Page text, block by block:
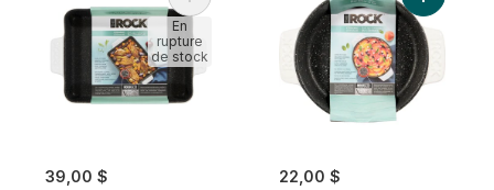
39,00 $
En
rupture
de stock
22,00 $